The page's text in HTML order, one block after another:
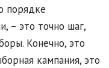
порядке
– это точно шаг,
Конечно, это
кампания, это